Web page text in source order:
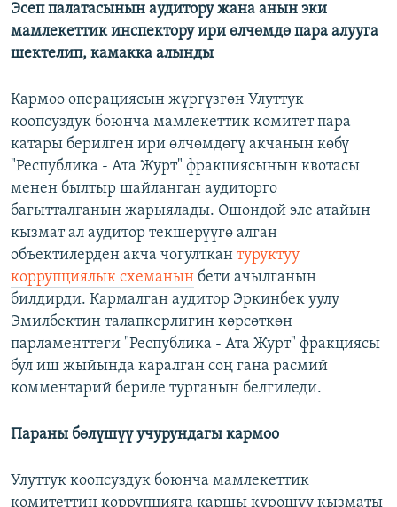
Эсеп палатасынын аудитору жана анын эки
мамлекеттик инспектору ири өлчөмдө пара алууга
шектелип, камакка алынды
Кармоо операциясын жүргүзгөн Улуттук
коопсуздук боюнча мамлекеттик комитет пара
катары берилген ири өлчөмдөгү акчанын көбү
"Республика - Ата Журт" фракциясынын квотасы
менен былтыр шайланган аудиторго
багытталганын жарыялады. Ошондой эле атайын
кызмат ал аудитор текшерүүгө алган
объектилерден акча чогулткан туруктуу
коррупциялык схеманын бети ачылганын
билдирди. Кармалган аудитор Эркинбек уулу
Эмилбектин талапкерлигин көрсөткөн
парламенттеги "Республика - Ата Журт" фракциясы
бул иш жыйында каралган соң гана расмий
комментарий бериле турганын белгиледи.
Параны бөлүшүү учурундагы кармоо
Улуттук коопсуздук боюнча мамлекеттик
комитеттин коррупцияга каршы күрөшүү кызматы